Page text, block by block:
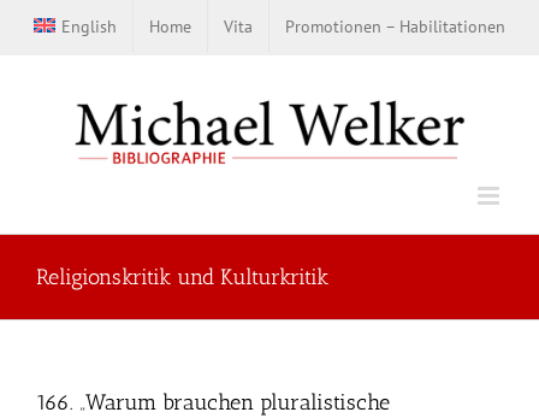
Inhalt
English Home Vita Promotionen – Habilitationen
Religionskritik und Kulturkritik
166. „Warum brauchen pluralistische